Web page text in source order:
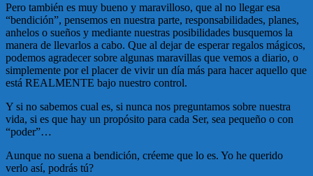
Pero también es muy bueno y maravilloso, que al no llegar esa
“bendición”, pensemos en nuestra parte, responsabilidades, planes,
anhelos o sueños y mediante nuestras posibilidades busquemos la
manera de llevarlos a cabo. Que al dejar de esperar regalos mágicos,
podemos agradecer sobre algunas maravillas que vemos a diario, o
simplemente por el placer de vivir un día más para hacer aquello que
está REALMENTE bajo nuestro control.
Y si no sabemos cual es, si nunca nos preguntamos sobre nuestra
vida, si es que hay un propósito para cada Ser, sea pequeño o con
“poder”…
Aunque no suena a bendición, créeme que lo es. Yo he querido
verlo así, podrás tú?